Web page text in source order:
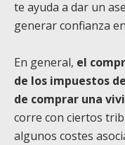
te ayuda a dar un
generar confianza
En general, el
de los impuestos
de comprar una
corre con ciertos
algunos costes